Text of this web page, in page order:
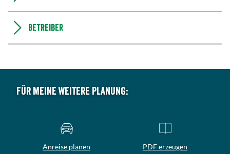
Betreiber
Für meine weitere Planung:
Anreise planen PDF erzeugen